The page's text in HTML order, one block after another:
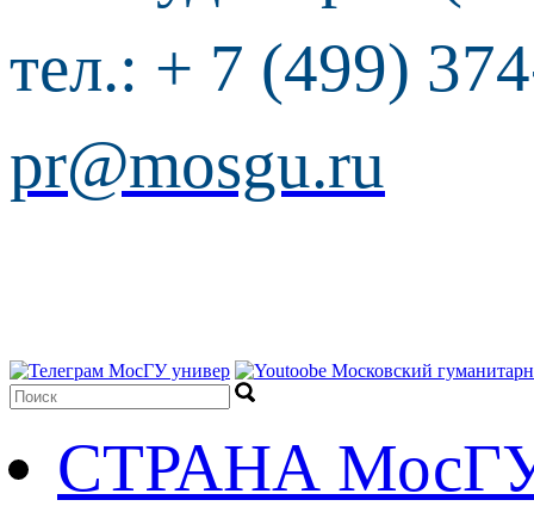
тел.: + 7 (499)
pr@mosgu.ru
СТРАНА